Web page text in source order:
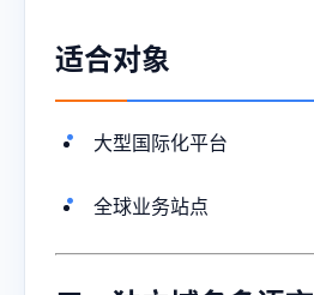
适合对象
大型国际化平台
全球业务站点